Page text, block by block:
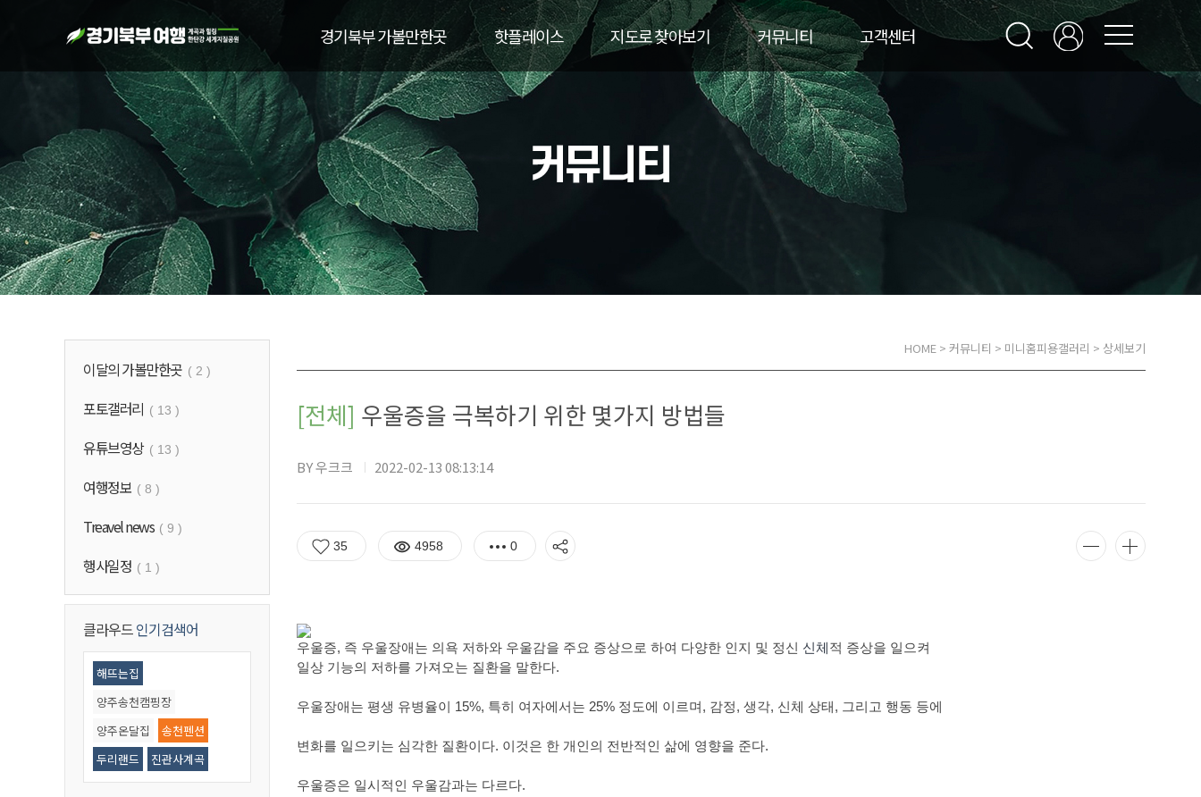
경기북부 가볼만한곳 핫플레이스 지도로 찾아보기 커뮤니티 고객센터
이달의 가볼만한곳 ( 2 )
포토갤러리 ( 13 )
유튜브영상 ( 13 )
여행정보 ( 8 )
Treavel news ( 9 )
행사일정 ( 1 )
클라우드인기검색어
해뜨는집
양주송천캠핑장
양주온달집
송천펜션
두리랜드
진관사계곡
우이동계곡
기산저수지
HOME > 커뮤니티 > 미니홈피용갤러리 > 상세보기
[전체] 우울증을 극복하기 위한 몇가지 방법들
BY 우크크 2022-02-13 08:13:14
35 4958 0
우울증, 즉 우울장애는 의욕 저하와 우울감을 주요 증상으로 하여 다양한 인지 및 정신 신체적 증상을 일으켜
일상 기능의 저하를 가져오는 질환을 말한다.
우울장애는 평생 유병율이 15%, 특히 여자에서는 25% 정도에 이르며, 감정, 생각, 신체 상태, 그리고 행동 등에
변화를 일으키는 심각한 질환이다. 이것은 한 개인의 전반적인 삶에 영향을 준다.
우울증은 일시적인 우울감과는 다르다.